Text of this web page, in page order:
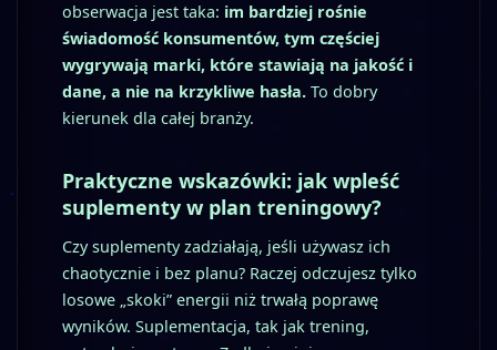
obserwacja jest taka: im bardziej rośnie
świadomość konsumentów, tym częściej
wygrywają marki, które stawiają na jakość i
dane, a nie na krzykliwe hasła. To dobry
kierunek dla całej branży.
Praktyczne wskazówki: jak wpleść
suplementy w plan treningowy?
Czy suplementy zadziałają, jeśli używasz ich
chaotycznie i bez planu? Raczej odczujesz tylko
losowe „skoki” energii niż trwałą poprawę
wyników. Suplementacja, tak jak trening,